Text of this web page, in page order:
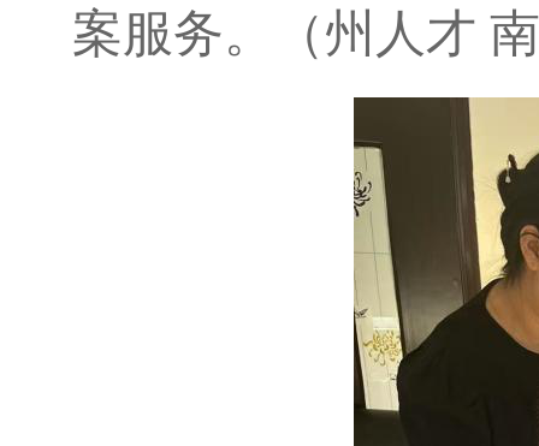
案服务。（州人才